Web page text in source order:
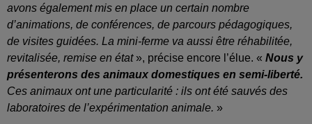
avons également mis en place un certain nombre
d’animations, de conférences, de parcours pédagogiques,
de visites guidées. La mini-ferme va aussi être réhabilitée,
revitalisée, remise en état», précise encore l’élue. « Nous y
présenterons des animaux domestiques en semi-liberté.
Ces animaux ont une particularité : ils ont été sauvés des
laboratoires de l’expérimentation animale. »